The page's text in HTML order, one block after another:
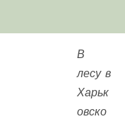
В
лесу в
Харьк
овско